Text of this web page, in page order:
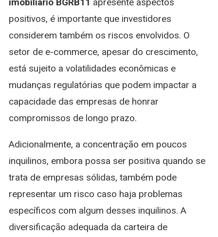
positivos, é importante que investidores
considerem também os riscos envolvidos. O
setor de e-commerce, apesar do crescimento,
está sujeito a volatilidades econômicas e
mudanças regulatórias que podem impactar a
capacidade das empresas de honrar
compromissos de longo prazo.
Adicionalmente, a concentração em poucos
inquilinos, embora possa ser positiva quando se
trata de empresas sólidas, também pode
representar um risco caso haja problemas
específicos com algum desses inquilinos. A
diversificação adequada da carteira de